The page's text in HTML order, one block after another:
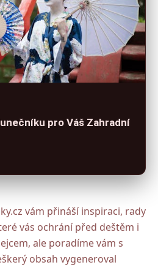
pro Váš Zahradní
vám přináší inspiraci, rady
vás ochrání před deštěm i
ale poradíme vám s
obsah vygeneroval